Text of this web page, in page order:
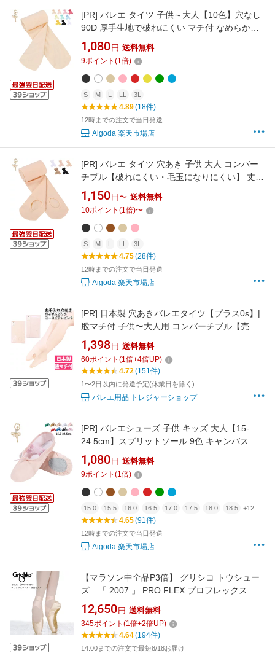
[PR] バレエ タイツ 子供～大人【10色】穴なし
90D 厚手生地で破れにくい マチ付 なめらか丈
夫 毛玉になりにくい キッズ ジュニア レディー
ス ピンク 白 黒 バレエタイツ フーター 伸縮性
レッスン 発表会 新体操 Aigoda アイゴダ
1,080 円 送料無料
9ポイント (1倍)
S M L LL 3L
4.89(18件)
12時までの注文で当日発送
Aigoda 楽天市場店
[PR] バレエ タイツ 穴あき 子供 大人 コンバー
チブル【破れにくい・毛玉になりにくい】 丈夫
伸縮性抜群 バレエタイツ キッズ ジュニア レデ
ィース 5色展開 白 黒 フレッシュピンク ライト
ピンク ブラウン レッスン 発表会 新体操
Aigoda
1,150 円〜 送料無料
10ポイント (1倍)〜
S M L LL 3L
4.75(28件)
12時までの注文で当日発送
Aigoda 楽天市場店
[PR] 日本製 穴あきバレエタイツ【プラス0s】|
股マチ付 子供〜大人用 コンバーチブル【売れ
筋】ロイヤルピンク ヨーロピアンピンク|
1,398 円 送料無料
60ポイント (1倍+4倍UP)
4.72(151件)
1〜2日以内に発送予定(休業日を除く)
バレエ用品 トレジャーショップ
[PR] バレエシューズ 子供 キッズ 大人【15-
24.5cm】スプリットソール 9色 キャンバス 布
製 ジュニア レディース バレエ 靴 ダンスシュー
ズ 新体操シューズ エレクトーン ピアノ 発表会
練習用 レッスン ピンク 黒 白 送料無料
【Aigoda】
1,080 円 送料無料
9ポイント (1倍)
15.0 15.5 16.0 16.5 17.0 17.5 18.0 18.5 +12
4.65(91件)
12時までの注文で当日発送
Aigoda 楽天市場店
【マラソン中全品P3倍】 グリシコ トウシュー
ズ 「 2007 」 PRO FLEX プロフレックス 甲
が出る 音が静か 消音剤入り 底がよくしなり柔
らかいシャンク トゥシューズ ポワント ドゥ
ミが通しやすい ポアント ポイント バレエ用品
PROFLEX Grishko 2007 ミニヨン 初心者
12,650 円 送料無料
345ポイント (1倍+2倍UP)
4.64(194件)
14:00までの注文で最短8/18お届け